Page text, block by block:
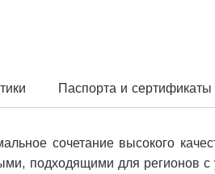
Паспорта и сертификаты
сочетание высокого
подходящими для регионов